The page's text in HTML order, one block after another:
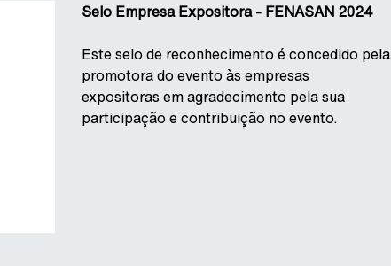
Selo Empresa Expositora - FENASAN 2024
Este selo de reconhecimento é concedido pela
promotora do evento às empresas
expositoras em agradecimento pela sua
participação e contribuição no evento.